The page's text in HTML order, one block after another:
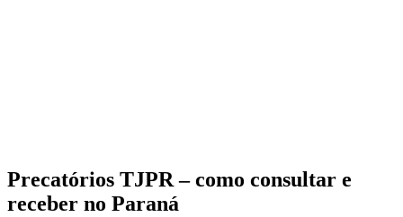
Precatórios TJPR – como consultar e
receber no Paraná